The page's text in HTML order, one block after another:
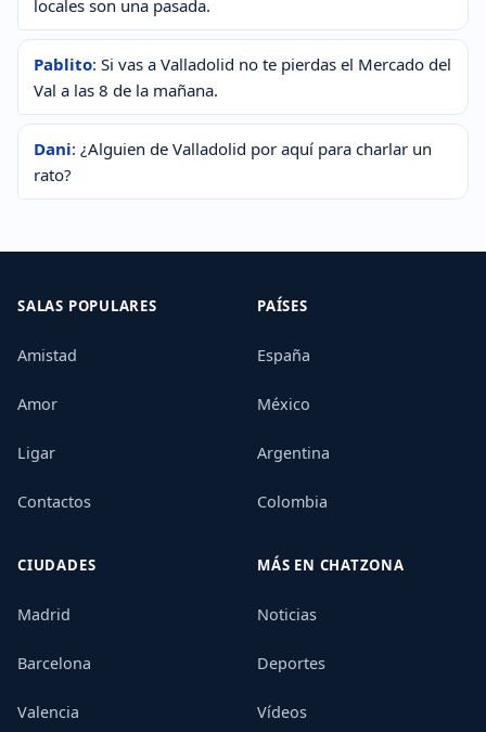
locales son una pasada.
Pablito: Si vas a Valladolid no te pierdas el Mercado del
Val a las 8 de la mañana.
Dani: ¿Alguien de Valladolid por aquí para charlar un
rato?
SALAS POPULARES
Amistad
Amor
Ligar
Contactos
PAÍSES
España
México
Argentina
Colombia
CIUDADES
Madrid
Barcelona
Valencia
MÁS EN CHATZONA
Noticias
Deportes
Vídeos